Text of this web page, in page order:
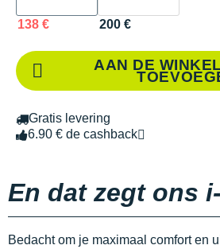
138 € 200 €
AAN DE
Gratis levering
6.90 € de cashback
En dat zegt ons
Bedacht om je maximaal comfort en